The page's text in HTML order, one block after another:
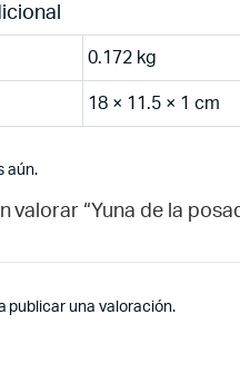
0.172 kg
18 × 11.5 × 1 cm
aún.
valorar “Yuna de la
publicar una valoración.